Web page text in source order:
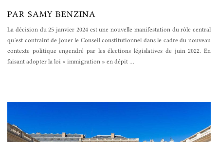
PAR SAMY BENZINA
La décision du 25 janvier 2024 est une nouvelle manifestation du rôle central
qu’est contraint de jouer le Conseil constitutionnel dans le cadre du nouveau
contexte politique engendré par les élections législatives de juin 2022. En
faisant adopter la loi « immigration » en dépit …